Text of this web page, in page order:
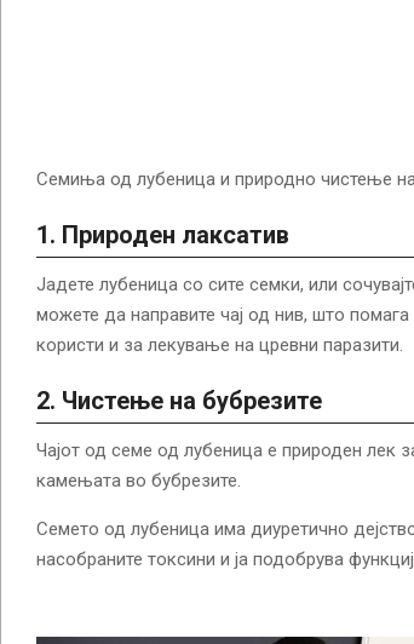
Семиња од лубеница и природно чистење
1. Природен лаксатив
Јадете лубеница со сите семки, или
можете да направите чај од нив, што
користи и за лекување на цревни паразити.
2. Чистење на бубрезите
Чајот од семе од лубеница е природен лек
камењата во бубрезите.
Семето од лубеница има диуретично
насобраните токсини и ја подобрува